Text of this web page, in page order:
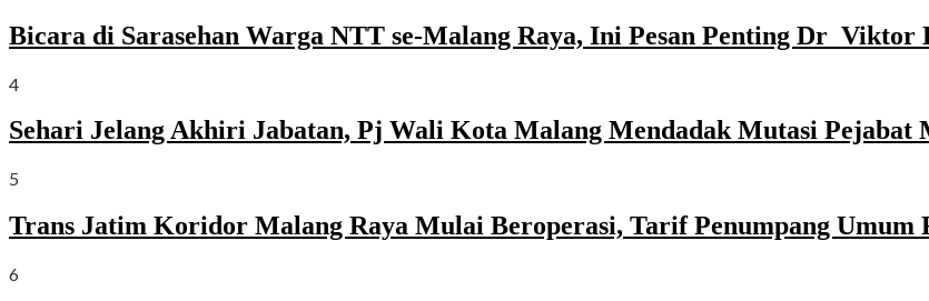
Bicara di Sarasehan Warga NTT se-Malang Raya, Ini Pesan Penting Dr
4
Sehari Jelang Akhiri Jabatan, Pj Wali Kota Malang Mendadak Mutasi Pejabat
5
Trans Jatim Koridor Malang Raya Mulai Beroperasi, Tarif Penumpang Umum
6